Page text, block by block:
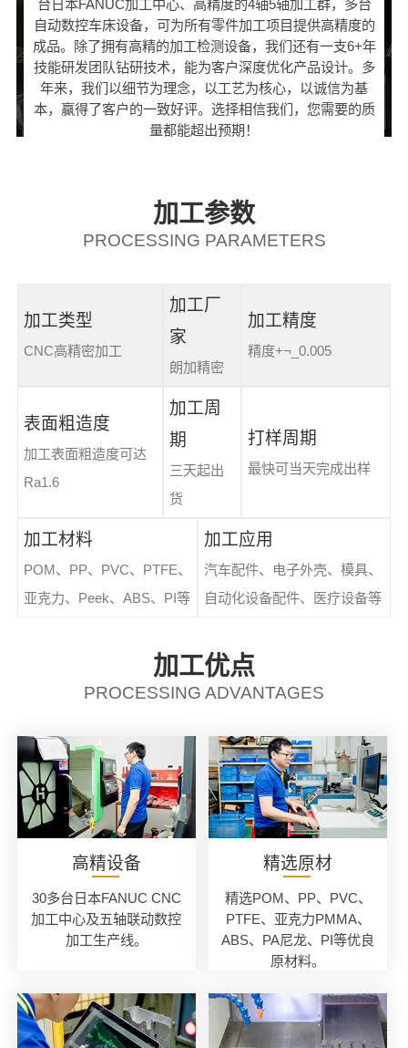
台日本FANUC加工中心、高精度的4轴5轴加工群，多台
自动数控车床设备，可为所有零件加工项目提供高精度的
成品。除了拥有高精的加工检测设备，我们还有一支6+年
技能研发团队钻研技术，能为客户深度优化产品设计。多
年来，我们以细节为理念，以工艺为核心，以诚信为基
本，赢得了客户的一致好评。选择相信我们，您需要的质
量都能超出预期！
加工参数
PROCESSING PARAMETERS
加工类型
CNC高精密加工
加工厂
家
朗加精密
加工精度
精度+¬_0.005
表面粗造度
加工表面粗造度可达
Ra1.6
加工周
期
三天起出
货
打样周期
最快可当天完成出样
加工材料
POM、PP、PVC、PTFE、
亚克力、Peek、ABS、PI等
加工应用
汽车配件、电子外壳、模具、
自动化设备配件、医疗设备等
加工优点
PROCESSING ADVANTAGES
高精设备
30多台日本FANUC CNC
加工中心及五轴联动数控
加工生产线。
精选原材
精选POM、PP、PVC、
PTFE、亚克力PMMA、
ABS、PA尼龙、PI等优良
原材料。